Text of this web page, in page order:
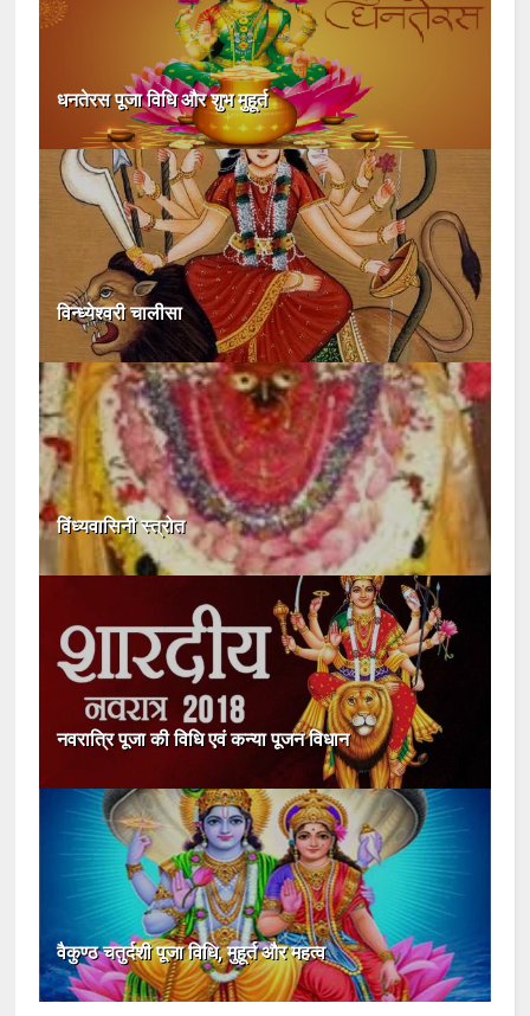
धनतेरस पूजा विधि और शुभ मुहूर्त
विन्ध्येश्वरी चालीसा
विंध्यवासिनी स्त्रोत
नवरात्रि पूजा की विधि एवं कन्या पूजन विधान
वैकुण्ठ चतुर्दशी पूजा विधि, मुहूर्त और महत्व